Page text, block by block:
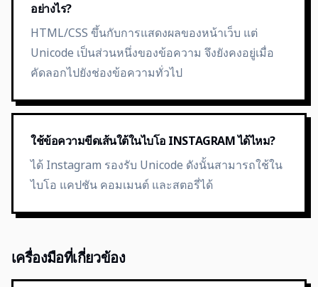
อย่างไร?
HTML/CSS ขึ้นกับการแสดงผลของหน้าเว็บ แต่
Unicode เป็นส่วนหนึ่งของข้อความ จึงยังคงอยู่เมื่อ
คัดลอกไปยังช่องข้อความทั่วไป
ใช้ข้อความขีดเส้นใต้ในไบโอ INSTAGRAM ได้ไหม?
ได้ Instagram รองรับ Unicode ดังนั้นสามารถใช้ใน
ไบโอ แคปชัน คอมเมนต์ และสตอรี่ได้
เครื่องมือที่เกี่ยวข้อง